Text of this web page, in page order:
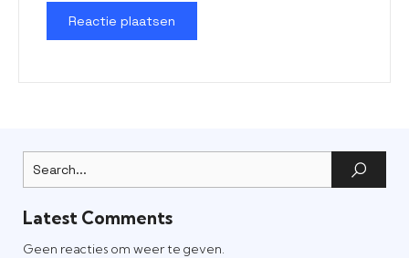
Latest Comments
Geen reacties om weer te geven.